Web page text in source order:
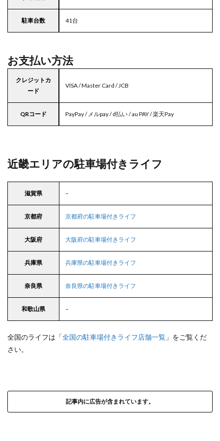
駐車台数 41台
お支払い方法
クレジットカ
ード
VISA / Master Card / JCB
QRコード PayPay / メルpay / d払い / au PAY / 楽天Pay
近畿エリアの駐車場付きライフ
滋賀県 –
京都府 京都府の駐車場付きライフ
大阪府 大阪府の駐車場付きライフ
兵庫県 兵庫県の駐車場付きライフ
奈良県 奈良県の駐車場付きライフ
和歌山県 –
全国のライフは「全国の駐車場付きライフ店舗一覧 」をご覧くだ
さい。
記事内に広告が含まれています。